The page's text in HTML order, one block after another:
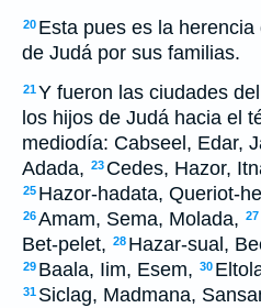
20 Esta pues es la
de Judá por sus familias.
21Y fueron las ciudades
los hijos de Judá hacia el
mediodía: Cabseel, Edar,
Adada, 23 Cedes, Hazor,
25 Hazor-hadata, Queriot-
26Amam, Sema, Molada, 27
Bet-pelet, 28 Hazar-sual,
29 Baala, Iim, Esem, 30
31 Siclag, Madmana,